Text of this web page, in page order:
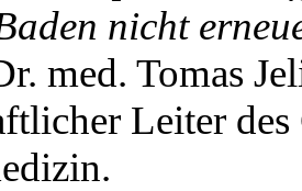
nicht
med. Tomas
Leiter